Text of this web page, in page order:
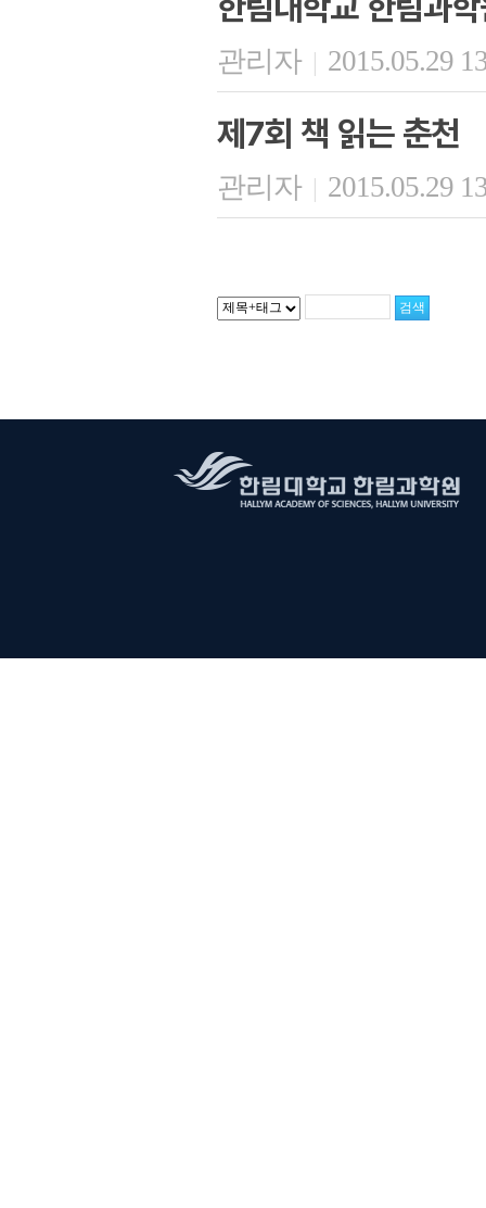
관리자 | 2015.05.29
제7회 책 읽는 춘천
관리자 | 2015.05.29